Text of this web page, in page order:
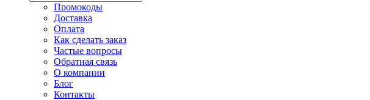
Промокоды
Доставка
Оплата
Как сделать заказ
Частые вопросы
Обратная связь
О компании
Блог
Контакты